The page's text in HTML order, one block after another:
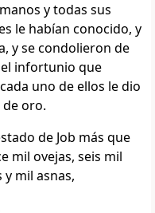
y todas sus
le habían conocido, y
y se condolieron de
infortunio que
uno de ellos le dio
oro.
de Job más que
mil ovejas, seis mil
mil asnas,